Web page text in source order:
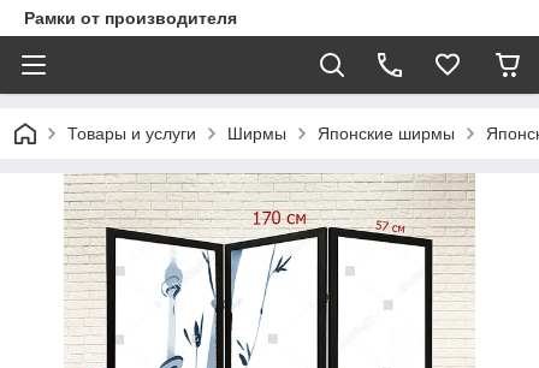
Рамки от производителя
Товары и услуги Ширмы Японские ширмы